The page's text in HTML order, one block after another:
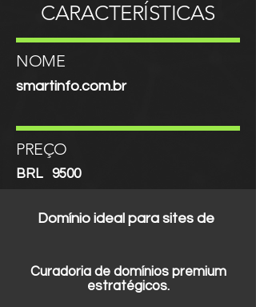
CARACTERÍSTICAS
NOME
smartinfo.com.br
PREÇO
BRL 9500
Domínio ideal para sites de
Curadoria de domínios premium
estratégicos.